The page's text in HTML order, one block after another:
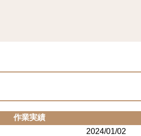
作業実績
2024/01/02